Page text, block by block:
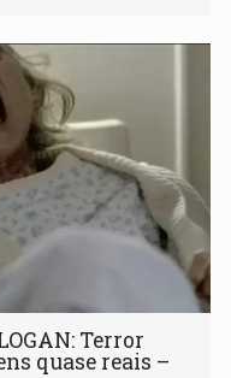
Terror
quase reais –